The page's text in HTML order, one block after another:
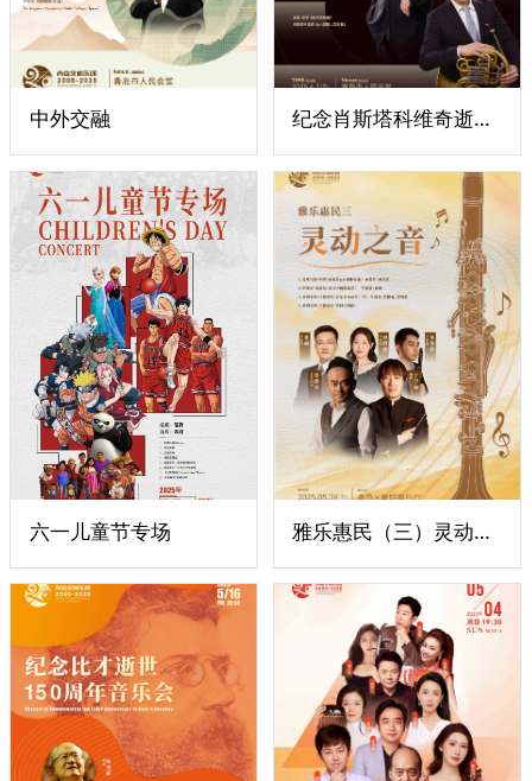
中外交融 纪念肖斯塔科维奇逝世50周年系列 II
六一儿童节专场 雅乐惠民（三）灵动之音